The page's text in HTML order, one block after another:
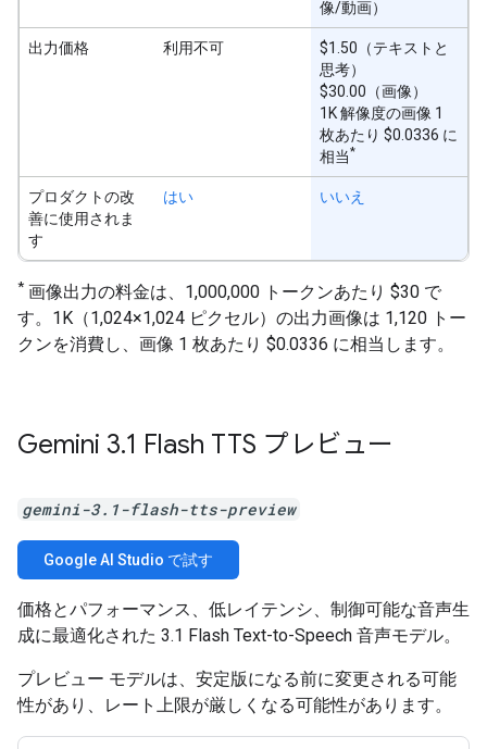
像/動画）
出力価格 利用不可
$1.50（テキストと
思考）
$30.00（画像）
1K 解像度の画像 1
枚あたり $0.0336 に
相当*
プロダクトの改
善に使用されま
す
はい いいえ
* 画像出力の料金は、1,000,000 トークンあたり $30 で
す。1K（1,024×1,024 ピクセル）の出力画像は 1,120 トー
クンを消費し、画像 1 枚あたり $0.0336 に相当します。
Gemini 3.1 Flash TTS プレビュー
gemini-3.1-flash-tts-preview
Google AI Studio で試す
価格とパフォーマンス、低レイテンシ、制御可能な音声生
成に最適化された 3.1 Flash Text-to-Speech 音声モデル。
プレビュー モデルは、安定版になる前に変更される可能
性があり、レート上限が厳しくなる可能性があります。